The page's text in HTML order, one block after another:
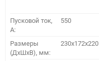
Пусковой ток,
A:
550
Размеры
(ДхШхВ), мм:
230x172x220